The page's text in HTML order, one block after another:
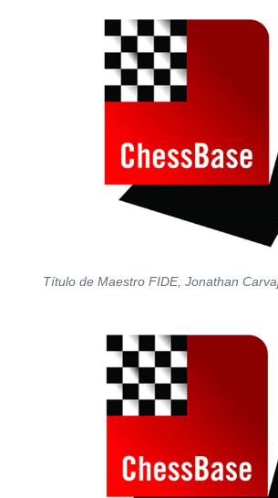
Título de Maestro FIDE, Jonathan